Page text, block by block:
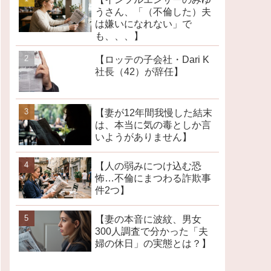
うさん、「（不倫した）夫
は嫌いになれない」で
も、、、】
【ロッテの子会社・Dari K
社長（42）が辞任】
【妻が12年間我慢した結末
は、本当に気の毒としか言
いようがありません】
【人の弱みにつけ込む恐
怖…不倫にまつわる詐欺事
件2つ】
【妻の本音に波紋、男女
300人調査で分かった「夫
婦の休日」の実態とは？】